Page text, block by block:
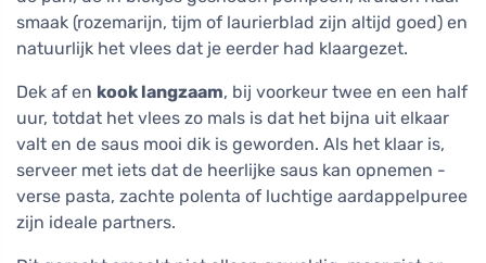
smaak (rozemarijn, tijm of laurierblad zijn altijd goed) en
natuurlijk het vlees dat je eerder had klaargezet.
Dek af en kook langzaam, bij voorkeur twee en een half
uur, totdat het vlees zo mals is dat het bijna uit elkaar
valt en de saus mooi dik is geworden. Als het klaar is,
serveer met iets dat de heerlijke saus kan opnemen -
verse pasta, zachte polenta of luchtige aardappelpuree
zijn ideale partners.